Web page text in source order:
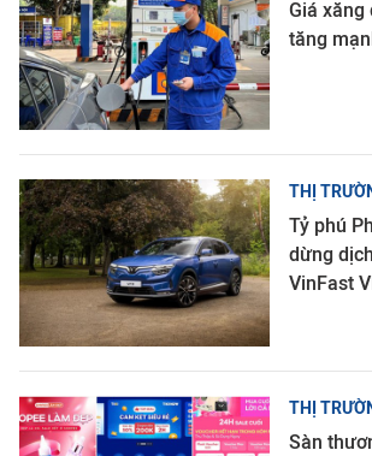
Giá xăng
tăng
THỊ
Tỷ phú
dừng
VinFast
THỊ
Sàn